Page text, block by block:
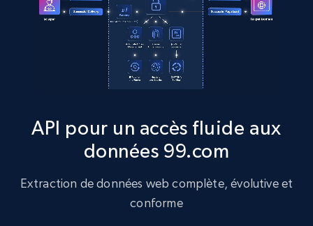
13.2K+ 1.6K+ Essai gratuit
Zillow properties listing information
IsListingClaimedByCurrentSignedInUser,
IsCurrentSignedInAgentResponsible, Bedrooms,
12K+ 1.3K+ Essai gratuit
API pour un accès fluide aux
données 99.com
Extraction de données web complète, évolutive et
conforme